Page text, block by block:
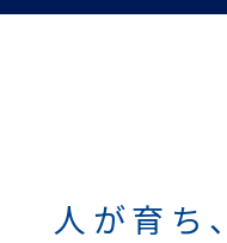
人が育ち